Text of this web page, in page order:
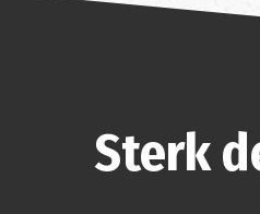
Sterk